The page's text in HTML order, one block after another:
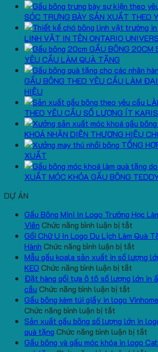
SÓC TRƯNG BÀY SẢN XUẤT THEO
LINH VẬT IN TÊN ONTARIO
GẤU BÔNG 20CM
YÊU CẦU LÀM QUÀ TẶNG
GẤU BÔNG THEO YÊU CẦU LÀM
HIỆU
THEO YÊU CẦU SỐ LƯỢNG ÍT KARIS
KHOÁ NHẬN DIỆN THƯƠNG HIỆU
TỔNG
XUẤT
XUẤT MÓC KHÓA GẤU BÔNG
DỰ ÁN
Gấu Bông Mini In Logo Trường Học
Viên Chức năng bình luận bị tắt
Gấu
Bông
Mini
Logo
Học
Quà
Tặng
Sinh
Gối Chữ U In Logo Du Lịch Làm Quà
Hành Chức năng bình luận bị tắt
Gối
U
Logo
Lịch
Làm
Quà
Mẫu gấu koala sản xuất in số lượng
KEO Chức năng bình luận bị tắt
Mẫu
koala
xuất
in
số
Đặt hàng gối tựa ô tô số lượng lớn in
cầu Chức năng bình luận bị tắt
Đặt
gối
tựa
ô
Gấu bông kèm túi giấy in logo
Chức năng bình luận bị tắt
Gấu
bông
kèm
Sản xuất gấu bông số lượng lớn in
quà tặng Chức năng bình luận bị tắt
Gấu bông và gấu móc khóa in logo